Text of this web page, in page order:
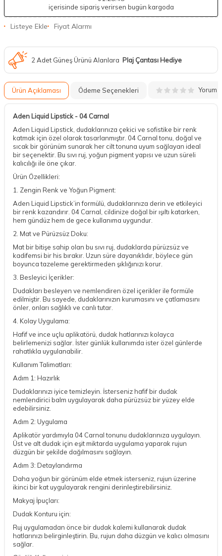
içerisinde sipariş verirsen bugün kargoda
Listeye Ekle Fiyat Alarmı
2 Adet Güneş Ürünü Alanlara Plaj Çantası Hediye
Ürün Açıklaması Ödeme Seçenekleri Yorum
Aden Liquid Lipstick - 04 Carnal
Aden Liquid Lipstick, dudaklarınıza çekici ve sofistike bir renk
katmak için özel olarak tasarlanmıştır. 04 Carnal tonu, doğal ve
sıcak bir görünüm sunarak her cilt tonuna uyum sağlayan ideal
bir seçenektir. Bu sıvı ruj, yoğun pigment yapısı ve uzun süreli
kalıcılığı ile öne çıkar.
Ürün Özellikleri:
1. Zengin Renk ve Yoğun Pigment:
Aden Liquid Lipstick’in formülü, dudaklarınıza derin ve etkileyici
bir renk kazandırır. 04 Carnal, cildinize doğal bir ışıltı katarken,
hem gündüz hem de gece kullanıma uygundur.
2. Mat ve Pürüzsüz Doku:
Mat bir bitişe sahip olan bu sıvı ruj, dudaklarda pürüzsüz ve
kadifemsi bir his bırakır. Uzun süre dayanıklıdır, böylece gün
boyunca tazeleme gerektirmeden şıklığınızı korur.
3. Besleyici İçerikler:
Dudakları besleyen ve nemlendiren özel içerikler ile formüle
edilmiştir. Bu sayede, dudaklarınızın kurumasını ve çatlamasını
önler, onları sağlıklı ve canlı tutar.
4. Kolay Uygulama:
Hafif ve ince uçlu aplikatörü, dudak hatlarınızı kolayca
belirlemenizi sağlar. İster günlük kullanımda ister özel günlerde
rahatlıkla uygulanabilir.
Kullanım Talimatları:
Adım 1: Hazırlık
Dudaklarınızı iyice temizleyin. İsterseniz hafif bir dudak
nemlendirici balm uygulayarak daha pürüzsüz bir yüzey elde
edebilirsiniz.
Adım 2: Uygulama
Aplikatör yardımıyla 04 Carnal tonunu dudaklarınıza uygulayın.
Üst ve alt dudak için eşit miktarda uygulama yaparak rujun
düzgün bir şekilde dağılmasını sağlayın.
Adım 3: Detaylandırma
Daha yoğun bir görünüm elde etmek isterseniz, rujun üzerine
ikinci bir kat uygulayarak rengini derinleştirebilirsiniz.
Makyaj İpuçları:
Dudak Konturu için:
Ruj uygulamadan önce bir dudak kalemi kullanarak dudak
hatlarınızı belirginleştirin. Bu, rujun daha düzgün ve kalıcı olmasını
sağlar.